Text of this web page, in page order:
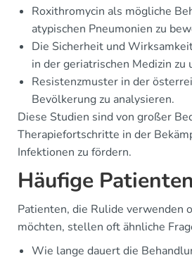
Roxithromycin als mögliche
atypischen Pneumonien zu
Die Sicherheit und
in der geriatrischen Medizin zu
Resistenzmuster in der
Bevölkerung zu analysieren.
Diese Studien sind von großer
Therapiefortschritte in der
Infektionen zu fördern.
Häufige
Patienten, die Rulide verwenden
möchten, stellen oft ähnliche
Wie lange dauert die